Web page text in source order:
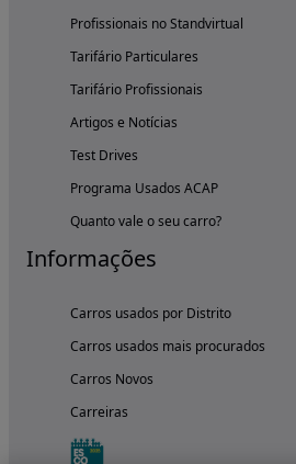
Profissionais no Standvirtual
Tarifário Particulares
Tarifário Profissionais
Artigos e Notícias
Test Drives
Programa Usados ACAP
Quanto vale o seu carro?
Informações
Carros usados por Distrito
Carros usados mais procurados
Carros Novos
Carreiras